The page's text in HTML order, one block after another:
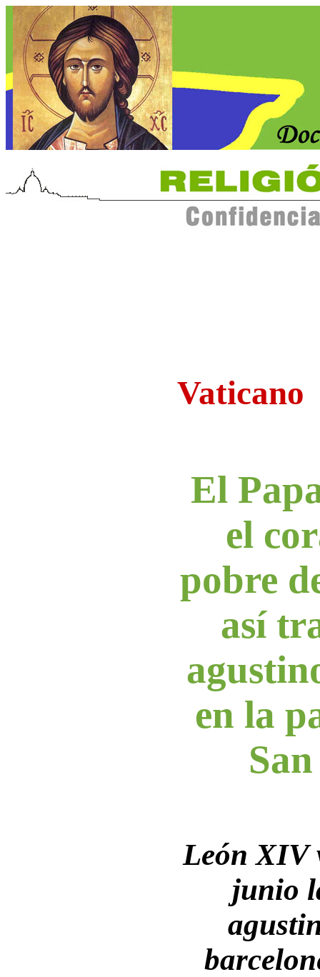
Vaticano
El
el
pobre
así
en la
León XIV
junio